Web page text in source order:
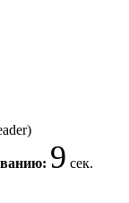
9 сек.